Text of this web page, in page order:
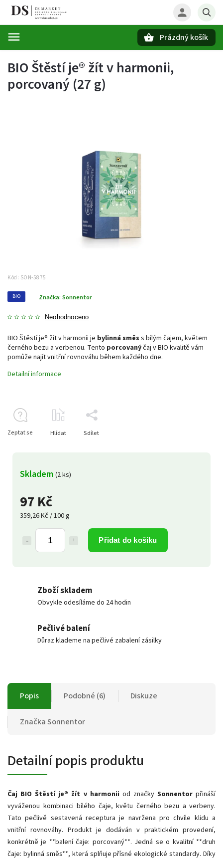
Prázdný košík
BIO Štěstí je® žít v harmonii,
porcovaný (27 g)
Kód: SON-5875
BIO
Neohodnoceno
Značka: Sonnentor
97 Kč
359,26 Kč / 100 g
Přidat do košíku
Skladem (2 ks)
BIO Štěstí je® žít v harmonii je bylinná směs s bílým čajem, květem
černého bezu a verbenou. Tento porcovanýčaj v BIO kvalitě vám
pomůže najít vnitřní rovnováhu během každého dne.
Detailní informace
Zeptat se Hlídat Sdílet
Zboží skladem
Obvykle odesíláme do 24 hodin
Pečlivé balení
Důraz klademe na pečlivé zabalení zásilky
Popis Podobné (6) Diskuze
ZnačkaSonnentor
Detailní popis produktu
Čaj BIO Štěstí je® žít v harmonii od značky Sonnentorpřináší
vyváženou kombinaci bílého čaje, květu černého bezu a verbeny.
Tato pečlivě sestavená receptura je navržena pro chvíle klidu a
vnitřní rovnováhy. Produkt je dodáván v praktickém provedení,
konkrétně je **balení čaje: porcovaný**. Jedná se o kvalitní **druh
čaje: bylinná směs**, která splňuje přísné ekologické standardy. Díky